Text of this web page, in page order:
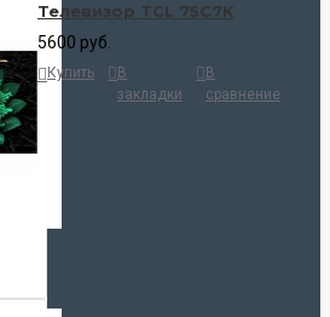
Телевизор TCL 75C7K
5600 руб.
Купить
В
закладки
В
сравнение